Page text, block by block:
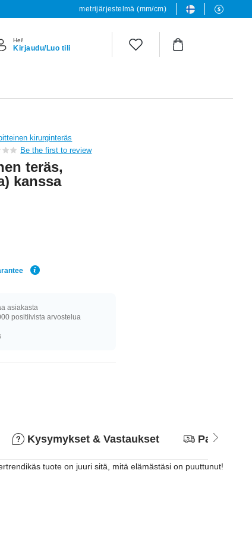
metrijärjestelmä (mm/cm)
Hei!
Kirjaudu/Luo tili
kirurginteräs
Be the first to review
teräs,
kanssa
asiakasta
positiivista arvostelua
Kysymykset & Vastaukset
tuote on juuri sitä, mitä elämästäsi on puuttunut!